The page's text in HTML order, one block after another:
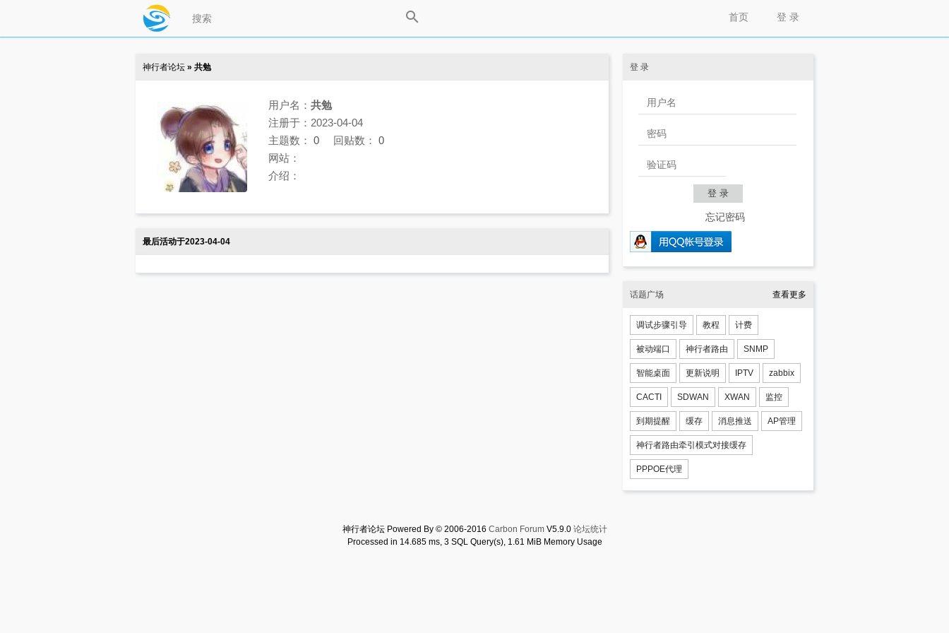
登 录
首页
神行者论坛 » 共勉
用户名： 共勉
注册于：2023-04-04
主题数： 0 回贴数： 0
网站：
介绍：
最后活动于2023-04-04
登 录
忘记密码
话题广场 查看更多
调试步骤引导 教程 计费
被动端口 神行者路由 SNMP
智能桌面 更新说明 IPTV zabbix
CACTI SDWAN XWAN 监控
到期提醒 缓存 消息推送 AP管理
神行者路由牵引模式对接缓存
PPPOE代理
神行者论坛 Powered By © 2006-2016 Carbon ForumV5.9.0 论坛统计
Processed in 14.685 ms, 3 SQL Query(s), 1.61 MiB Memory Usage